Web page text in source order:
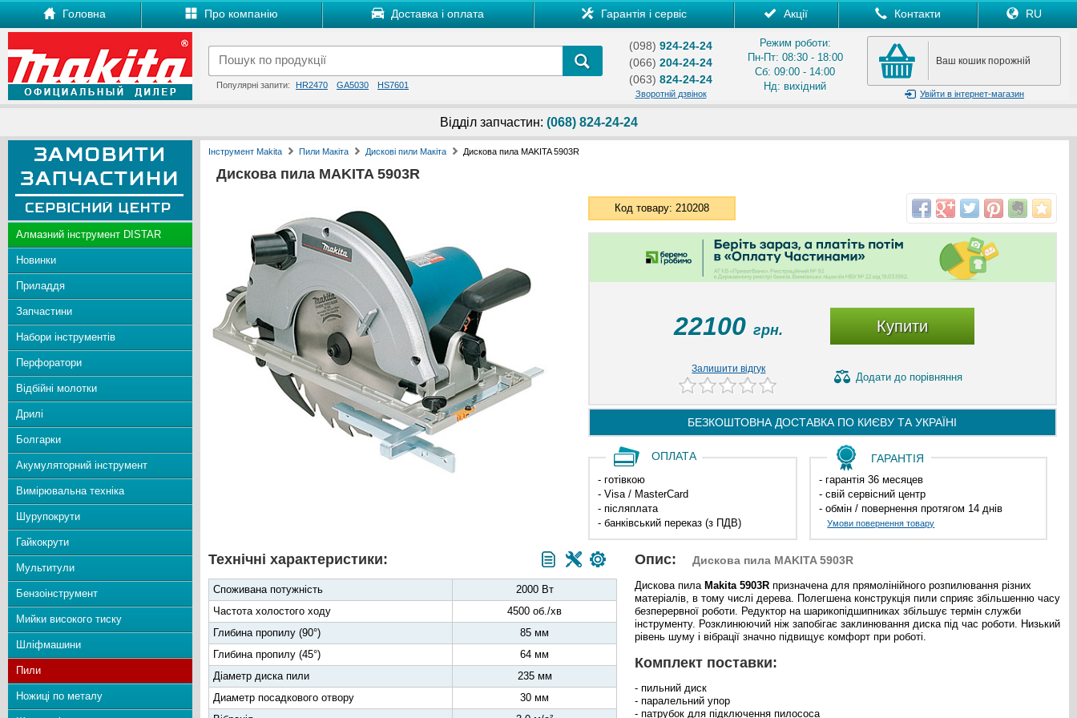
Головна Про компанію Доставка і оплата Гарантія і сервіс Акції Контакти RU
Популярні запити: HR2470 GA5030 HS7601
(098) 924-24-24
(066) 204-24-24
(063) 824-24-24
Зворотній дзвінок
Режим роботи:
Пн-Пт: 08:30 - 18:00
Сб: 09:00 - 14:00
Нд: вихідний
Ваш кошик порожній
Увійти в інтернет-магазин
Відділ запчастин: (068) 824-24-24
Алмазний інструмент DISTAR
Новинки
Приладдя
Запчастини
Набори інструментів
Перфоратори
Відбійні молотки
Дрилі
Болгарки
Акумуляторний інструмент
Вимірювальна техніка
Шурупокрути
Гайкокрути
Мультитули
Бензоінструмент
Мийки високого тиску
Шліфмашини
Пили
Ножиці по металу
Інструмент Makita Пили Макіта Дискові пили Макіта Дискова пила MAKITA 5903R
Дискова пила MAKITA 5903R
Код товару: 210208
22100грн. Купити
Залишити відгук
Додати до порівняння
БЕЗКОШТОВНА ДОСТАВКА ПО КИЄВУ ТА УКРАЇНІ
ОПЛАТА
- готівкою
- Visa / MasterCard
- післяплата
- банківський переказ (з ПДВ)
ГАРАНТІЯ
- гарантія 36 месяцев
- свій сервісний центр
- обмін / повернення протягом 14 днів
Умови повернення товару
Технічні характеристики:
Споживана потужність
2000 Вт
Частота холостого ходу
4500 об./хв
Глибина пропилу (90°)
85 мм
Глибина пропилу (45°)
64 мм
Діаметр диска пили
235 мм
Диаметр посадкового отвору
30 мм
Опис: Дискова пила MAKITA 5903R
Дискова пила Makita 5903R призначена для прямолінійного розпилювання різних
матеріалів, в тому числі дерева. Полегшена конструкція пили сприяє збільшенню часу
безперервної роботи. Редуктор на шарикопідшипниках збільшує термін служби
інструменту. Розклинюючий ніж запобігає заклинювання диска під час роботи. Низький
рівень шуму і вібрації значно підвищує комфорт при роботі.
Комплект поставки:
- пильний диск
- паралельний упор
- патрубок для підключення пилососа